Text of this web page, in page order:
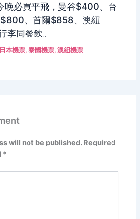
晚必買平飛，曼谷$400、台
、首爾$858、澳紐
李同餐飲。
日本機票,泰國機票,澳紐機票
will not be published. Required
*